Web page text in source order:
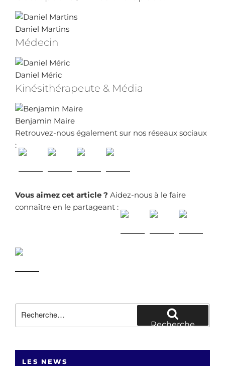
Daniel Martins
Médecin
Daniel Méric
Kinésithérapeute & Média
Benjamin Maire
Retrouvez-nous également sur nos réseaux sociaux
:
Vous aimez cet article ? Aidez-nous à le faire
connaître en le partageant :
pour
Recherche
LES NEWS